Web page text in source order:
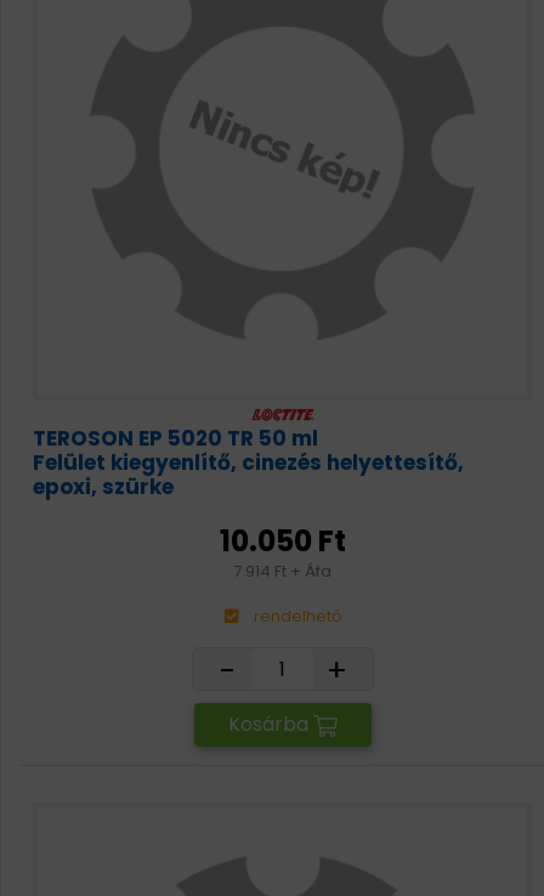
TEROSON EP 5020 TR 50 ml
Felület kiegyenlítő, cinezés helyettesítő,
epoxi, szürke
10.050 Ft
7.914 Ft + Áfa
rendelhető
- +
Kosárba